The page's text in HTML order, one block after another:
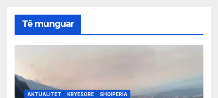
Të munguar
AKTUALITET KRYESORE SHQIPERIA